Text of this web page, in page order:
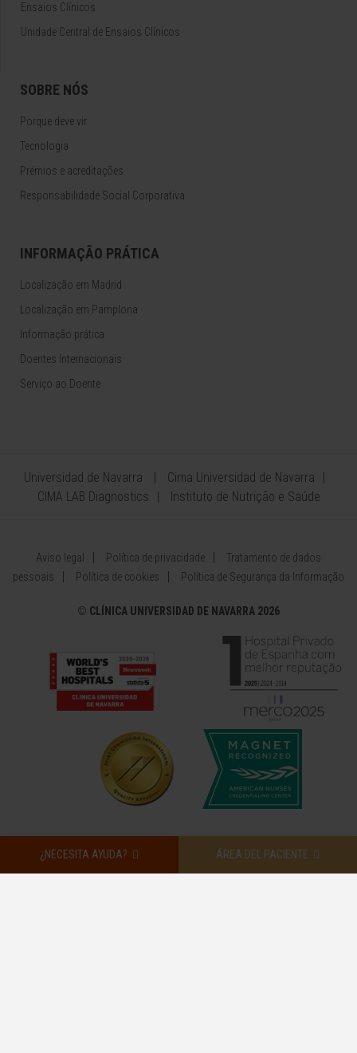
¿NECESITA AYUDA? ÁREA DEL PACIENTE
Ensaios Clínicos
Unidade Central de Ensaios Clínicos
SOBRE NÓS
Porque deve vir
Tecnologia
Prémios e acreditações
Responsabilidade Social Corporativa
INFORMAÇÃO PRÁTICA
Localização em Madrid
Localização em Pamplona
Informação prática
Doentes Internacionais
Serviço ao Doente
Universidad de Navarra
Cima Universidad de Navarra
CIMA LAB Diagnostics
Instituto de Nutrição e Saúde
Aviso legal Política de privacidade
Tratamento de dados
pessoais
Política de cookies Política de Segurança da Informação
© CLÍNICA UNIVERSIDAD DE NAVARRA 2026